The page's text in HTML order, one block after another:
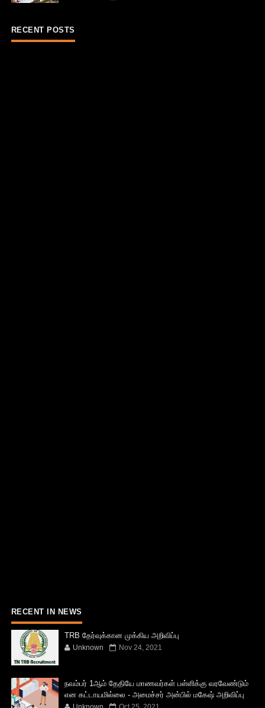
RECENT POSTS
RECENT IN NEWS
TRB தேர்வுக்கான முக்கிய அறிவிப்பு
Unknown Nov 24, 2021
நவம்பர் 1ஆம் தேதியே மாணவர்கள் பள்ளிக்கு வரவேண்டும்
என கட்டாயமில்லை - அமைச்சர் அன்பில் மகேஷ் அறிவிப்பு